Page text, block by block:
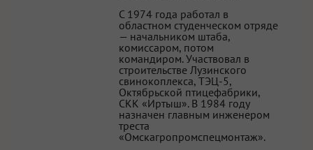
С 1974 года работал в
областном студенческом отряде
— начальником штаба,
комиссаром, потом
командиром. Участвовал в
строительстве Лузинского
свинокоплекса, ТЭЦ-5,
Октябрьской птицефабрики,
СКК «Иртыш». В 1984 году
назначен главным инженером
треста
«Омскагропромспецмонтаж».